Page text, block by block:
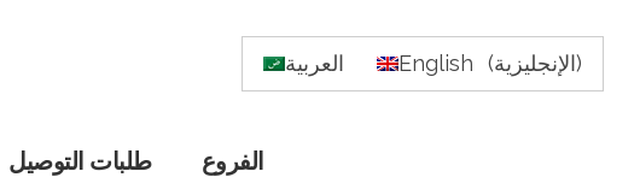
العربية English (الإنجليزية)
الفروع طلبات التوصيل